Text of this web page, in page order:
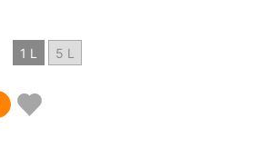
1 L 5 L